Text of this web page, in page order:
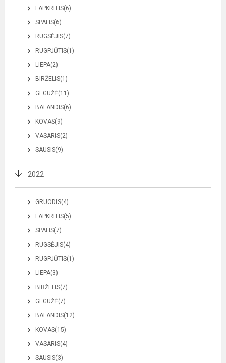
LAPKRITIS(6)
SPALIS(6)
RUGSĖJIS(7)
RUGPJŪTIS(1)
LIEPA(2)
BIRŽELIS(1)
GEGUŽĖ(11)
BALANDIS(6)
KOVAS(9)
VASARIS(2)
SAUSIS(9)
2022
GRUODIS(4)
LAPKRITIS(5)
SPALIS(7)
RUGSĖJIS(4)
RUGPJŪTIS(1)
LIEPA(3)
BIRŽELIS(7)
GEGUŽĖ(7)
BALANDIS(12)
KOVAS(15)
VASARIS(4)
SAUSIS(3)